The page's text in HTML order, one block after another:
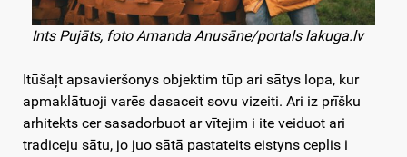
Ints Pujāts, foto Amanda Anusāne/portals lakuga.lv
Itūšaļt apsavieršonys objektim tūp ari sātys lopa, kur
apmaklātuoji varēs dasaceit sovu vizeiti. Ari iz prīšku
arhitekts cer sasadorbuot ar vītejim i ite veiduot ari
tradiceju sātu, jo juo sātā pastateits eistyns ceplis i